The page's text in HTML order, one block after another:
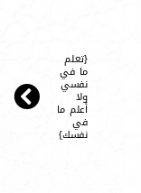
{تعلم
ما في
نفسي
ولا
أعلم ما
في
نفسك}